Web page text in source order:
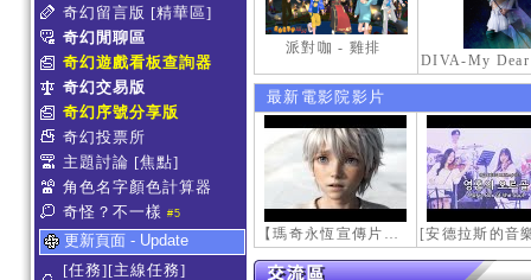
奇幻留言版 [精華區]
奇幻閒聊區
奇幻遊戲看板查詢器
奇幻交易版
奇幻序號分享版
奇幻投票所
主題討論 [焦點]
角色名字顏色計算器
奇怪？不一樣 #5
更新頁面 - Update
[任務][主線任務]
派對咖 - 雞排
最新電影院影片
【瑪奇永恆宣傳片】最初的感動